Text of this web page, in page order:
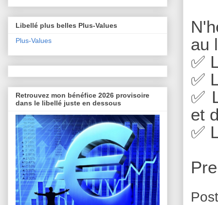
au
✅
✅
✅
et
✅
Libellé plus belles Plus-Values
Plus-Values
Retrouvez mon bénéfice 2026 provisoire
dans le libellé juste en dessous